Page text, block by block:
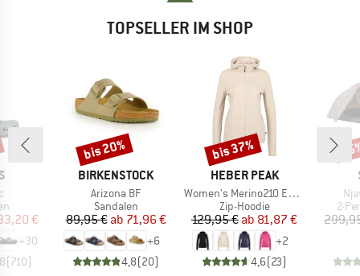
TOPSELLER IM SHOP
Preis
€
+30
(710)
MARKE
BIRKENSTOCK
Artikel
Arizona BF
Produktgruppe
Sandalen
Preis
89,95 € reduzierter Preis
ab 71,96 €
+6
4,8(20)
Rabatt
bis 20%
MARKE
HEBER PEAK
Artikel
Women's Merino210 EvergreenHe. Zip Hoody
Produktgruppe
Zip-Hoodie
Preis
129,95 € reduzierter Preis
ab 81,87 €
+2
4,6(23)
Rabatt
bis 37%
2-